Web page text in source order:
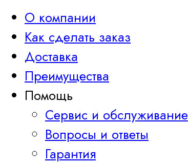
О компании
Как сделать заказ
Доставка
Преимущества
Помощь
Сервис и обслуживание
Вопросы и ответы
Гарантия